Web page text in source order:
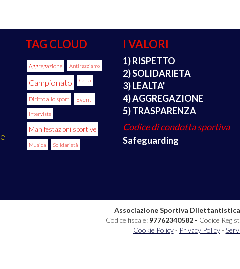
TAG CLOUD
Aggregazione Antirazzismo
Campionato Cena
Diritto allo sport Eventi
Interviste
Manifestazioni sportive
Musica Solidarietà
I VALORI
1) RISPETTO
2) SOLIDARIETA
3) LEALTA'
4) AGGREGAZIONE
5) TRASPARENZA
Codice di condotta sportiva
Safeguarding
Associazione Sportiva
Codice fiscale: 97762340582 - Codice
Cookie Policy- Privacy Policy-